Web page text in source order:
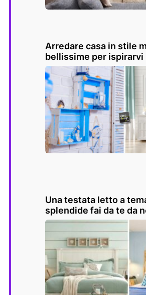
Arredare casa in stile
bellissime per ispirarvi
Una testata letto a
splendide fai da te da